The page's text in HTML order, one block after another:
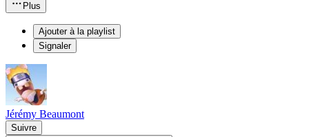
Plus
Ajouter à la playlist
Signaler
Jérémy Beaumont
Suivre